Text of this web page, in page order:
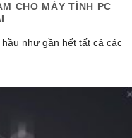
CHO MÁY TÍNH PC
như gần hết tất cả các